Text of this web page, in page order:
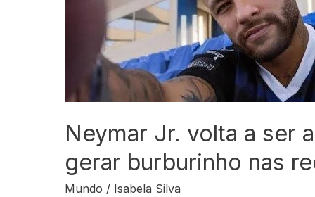
Neymar Jr. volta a ser
gerar burburinho nas
Mundo / Isabela Silva